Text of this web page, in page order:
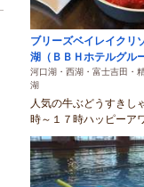
ブリーズベイレイクリ
湖（ＢＢＨホテルグル
河口湖・西湖・富士吉田・
湖
人気の牛ぶどうすきし
時～１７時ハッピーア